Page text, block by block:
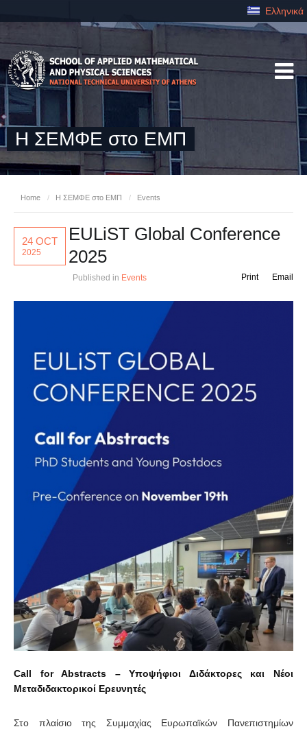
Ελληνικά
Η ΣΕΜΦΕ στο ΕΜΠ
Home / Η ΣΕΜΦΕ στο ΕΜΠ / Events
24 OCT
2025
EULiST Global Conference
2025
Published in Events Email
Print
Call for Abstracts – Υποψήφιοι Διδάκτορες και Νέοι
Μεταδιδακτορικοί Ερευνητές
Στο πλαίσιο της Συμμαχίας Ευρωπαϊκών Πανεπιστημίων